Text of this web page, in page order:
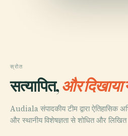
स्रोत
सत्यापित,और दिखाया
Audiala संपादकीय टीम द्वारा ऐतिहासिक
और स्थानीय विशेषज्ञता से शोधित और